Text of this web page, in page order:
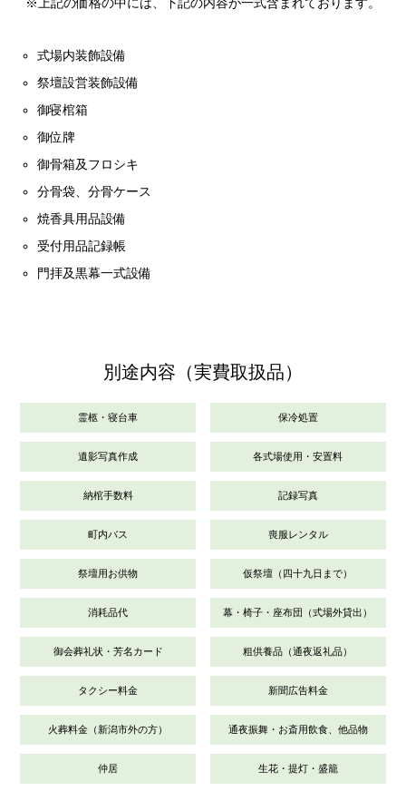
※上記の価格の中には、下記の内容が一式含まれております。
式場内装飾設備
祭壇設営装飾設備
御寝棺箱
御位牌
御骨箱及フロシキ
分骨袋、分骨ケース
焼香具用品設備
受付用品記録帳
門拝及黒幕一式設備
別途内容（実費取扱品）
霊柩・寝台車 保冷処置
遺影写真作成 各式場使用・安置料
納棺手数料 記録写真
町内バス 喪服レンタル
祭壇用お供物 仮祭壇（四十九日まで）
消耗品代 幕・椅子・座布団（式場外貸出）
御会葬礼状・芳名カード 粗供養品（通夜返礼品）
タクシー料金 新聞広告料金
火葬料金（新潟市外の方） 通夜振舞・お斎用飲食、他品物
仲居 生花・提灯・盛籠